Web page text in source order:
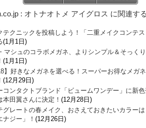
: オトナオトメ アイグロス に関連す
テクニックを投稿しよう！「二重メイクコンテ
(1月1日)
マシュのコラボメガネ、よりシンプル＆そっく
(1月1日)
】好きなメガネを選べる！スーパーお得なメガ
(12月29日)
コンタクトブランド「ビュームワンデー」に新
本田翼さんに決定！ (12月28日)
グレートの春メイク、おさえておきたいカラー
ナジー」！ (12月26日)